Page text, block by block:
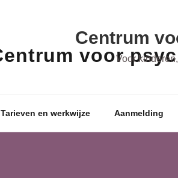
Centrum
Voor
Tarieven en werkwijze Aanmelding